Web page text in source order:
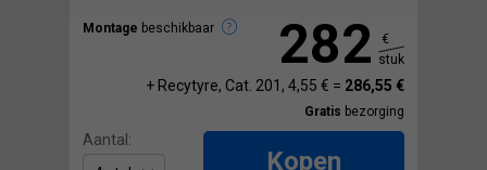
Montage beschikbaar 282
€
stuk
+ Recytyre, Cat. 201, 4,55 € = 286,55 €
Gratis bezorging
Aantal:
Kopen